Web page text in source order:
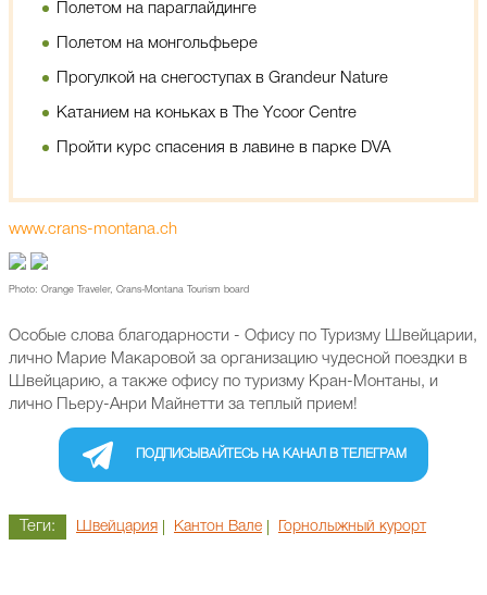
Полетом на параглайдинге
Полетом на монгольфьере
Прогулкой на снегоступах в Grandeur Nature
Катанием на коньках в The Ycoor Centre
Пройти курс спасения в лавине в парке DVA
www.crans-montana.ch
Photo: Orange Traveler, Crans-Montana Tourism board
Особые слова благодарности - Офису по Туризму Швейцарии,
лично Марие Макаровой за организацию чудесной поездки в
Швейцарию, а также офису по туризму Кран-Монтаны, и
лично Пьеру-Анри Майнетти за теплый прием!
ПОДПИСЫВАЙТЕСЬ НА КАНАЛ В ТЕЛЕГРАМ
Теги: Швейцария Кантон Вале Горнолыжный курорт